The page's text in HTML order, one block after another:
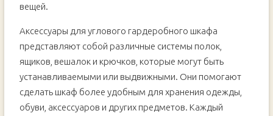
вещей.
Аксессуары для углового гардеробного шкафа
представляют собой различные системы полок,
ящиков, вешалок и крючков, которые могут быть
устанавливаемыми или выдвижными. Они помогают
сделать шкаф более удобным для хранения одежды,
обуви, аксессуаров и других предметов. Каждый